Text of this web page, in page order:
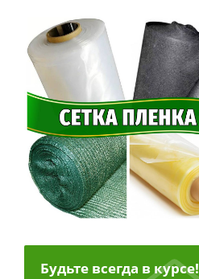
Будьте всегда в курсе!